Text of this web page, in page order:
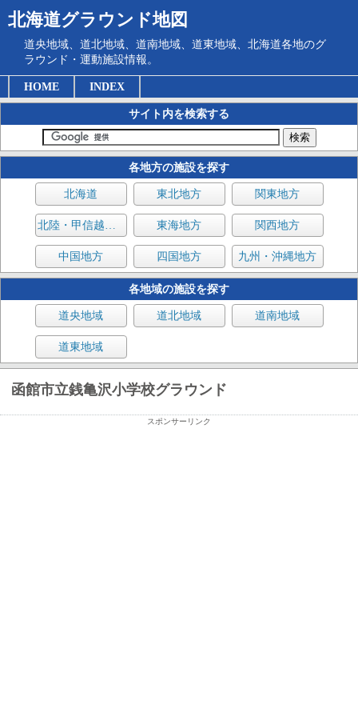
北海道グラウンド地図
道央地域、道北地域、道南地域、道東地域、北海道各地のグ
ラウンド・運動施設情報。
HOME INDEX
サイト内を検索する
各地方の施設を探す
北海道 東北地方 関東地方
北陸・甲信越地方 東海地方 関西地方
中国地方 四国地方 九州・沖縄地方
各地域の施設を探す
道央地域 道北地域 道南地域
道東地域
函館市立銭亀沢小学校グラウンド
スポンサーリンク